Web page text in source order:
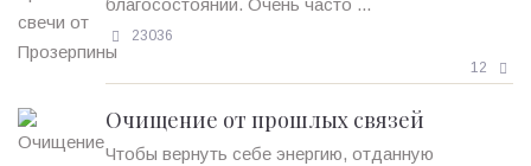
23036
12
Очищение от прошлых связей
Чтобы вернуть себе энергию, отданную